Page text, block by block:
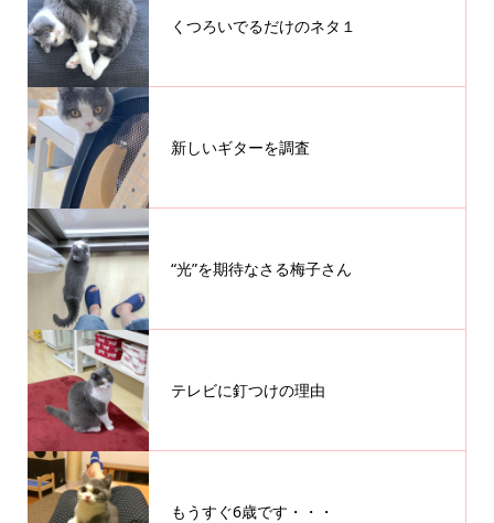
くつろいでるだけのネタ１
新しいギターを調査
“光”を期待なさる梅子さん
テレビに釘つけの理由
もうすぐ6歳です・・・